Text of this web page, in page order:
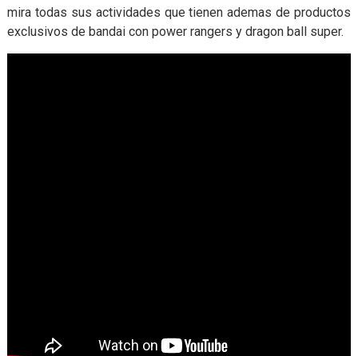
mira todas sus actividades que tienen ademas de productos
exclusivos de bandai con power rangers y dragon ball super.